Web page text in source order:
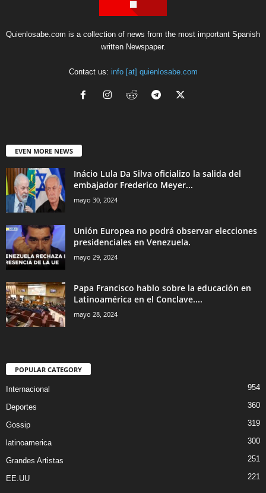
Quienlosabe.com is a collection of news from the most important Spanish
written Newspaper.
Contact us: info [at] quienlosabe.com
EVEN MORE NEWS
Inácio Lula Da Silva oficializo la salida del
embajador Frederico Meyer...
mayo 30, 2024
Unión Europea no podrá observar elecciones
presidenciales en Venezuela.
mayo 29, 2024
Papa Francisco hablo sobre la educación en
Latinoamérica en el Conclave....
mayo 28, 2024
POPULAR CATEGORY
Internacional 954
Deportes 360
Gossip 319
latinoamerica 300
Grandes Artistas 251
EE.UU 221